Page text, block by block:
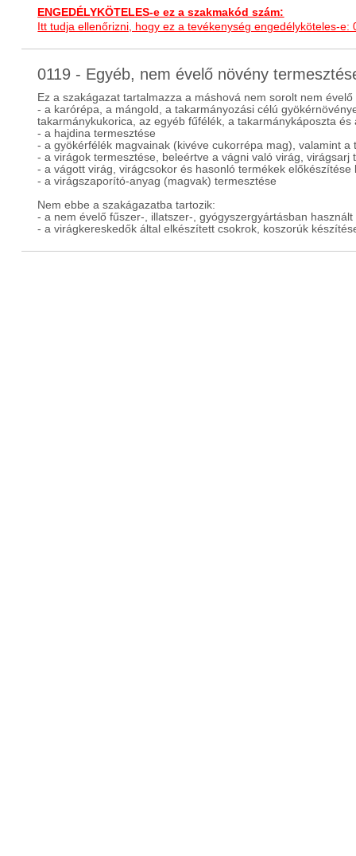
ENGEDÉLYKÖTELES-e ez a szakmakód szám:
Itt tudja ellenőrizni, hogy ez a tevékenység engedélyköteles-e:
0119 - Egyéb, nem évelő növény
Ez a szakágazat tartalmazza a máshová nem sorolt nem
- a karórépa, a mángold, a takarmányozási célú
takarmánykukorica, az egyéb fűfélék, a takarmánykáposzta
- a hajdina termesztése
- a gyökérfélék magvainak (kivéve cukorrépa mag), valamint
- a virágok termesztése, beleértve a vágni való virág, virágsarj
- a vágott virág, virágcsokor és hasonló termékek
- a virágszaporító-anyag (magvak) termesztése
Nem ebbe a szakágazatba tartozik:
- a nem évelő fűszer-, illatszer-, gyógyszergyártásban
- a virágkereskedők által elkészített csokrok, koszorúk